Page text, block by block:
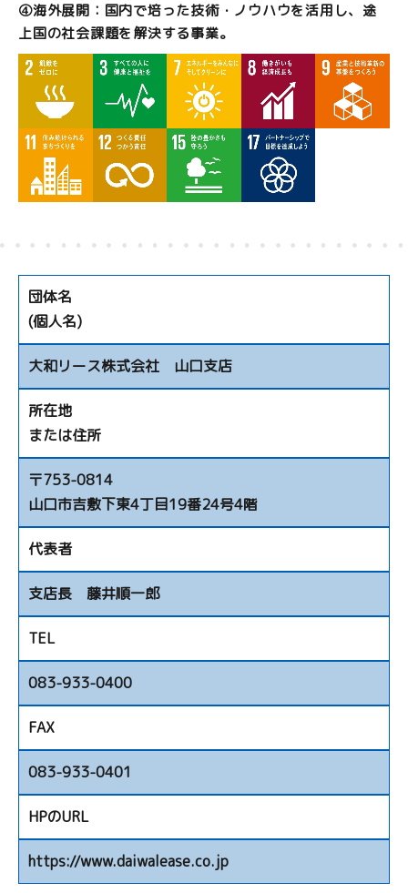
④海外展開：国内で培った技術・ノウハウを活用し、途
上国の社会課題を解決する事業。
団体名
(個人名)
大和リース株式会社 山口支店
所在地
または住所
〒753-0814
山口市吉敷下東4丁目19番24号4階
代表者
支店長 藤井順一郎
TEL
083-933-0400
FAX
083-933-0401
HPのURL
https://www.daiwalease.co.jp